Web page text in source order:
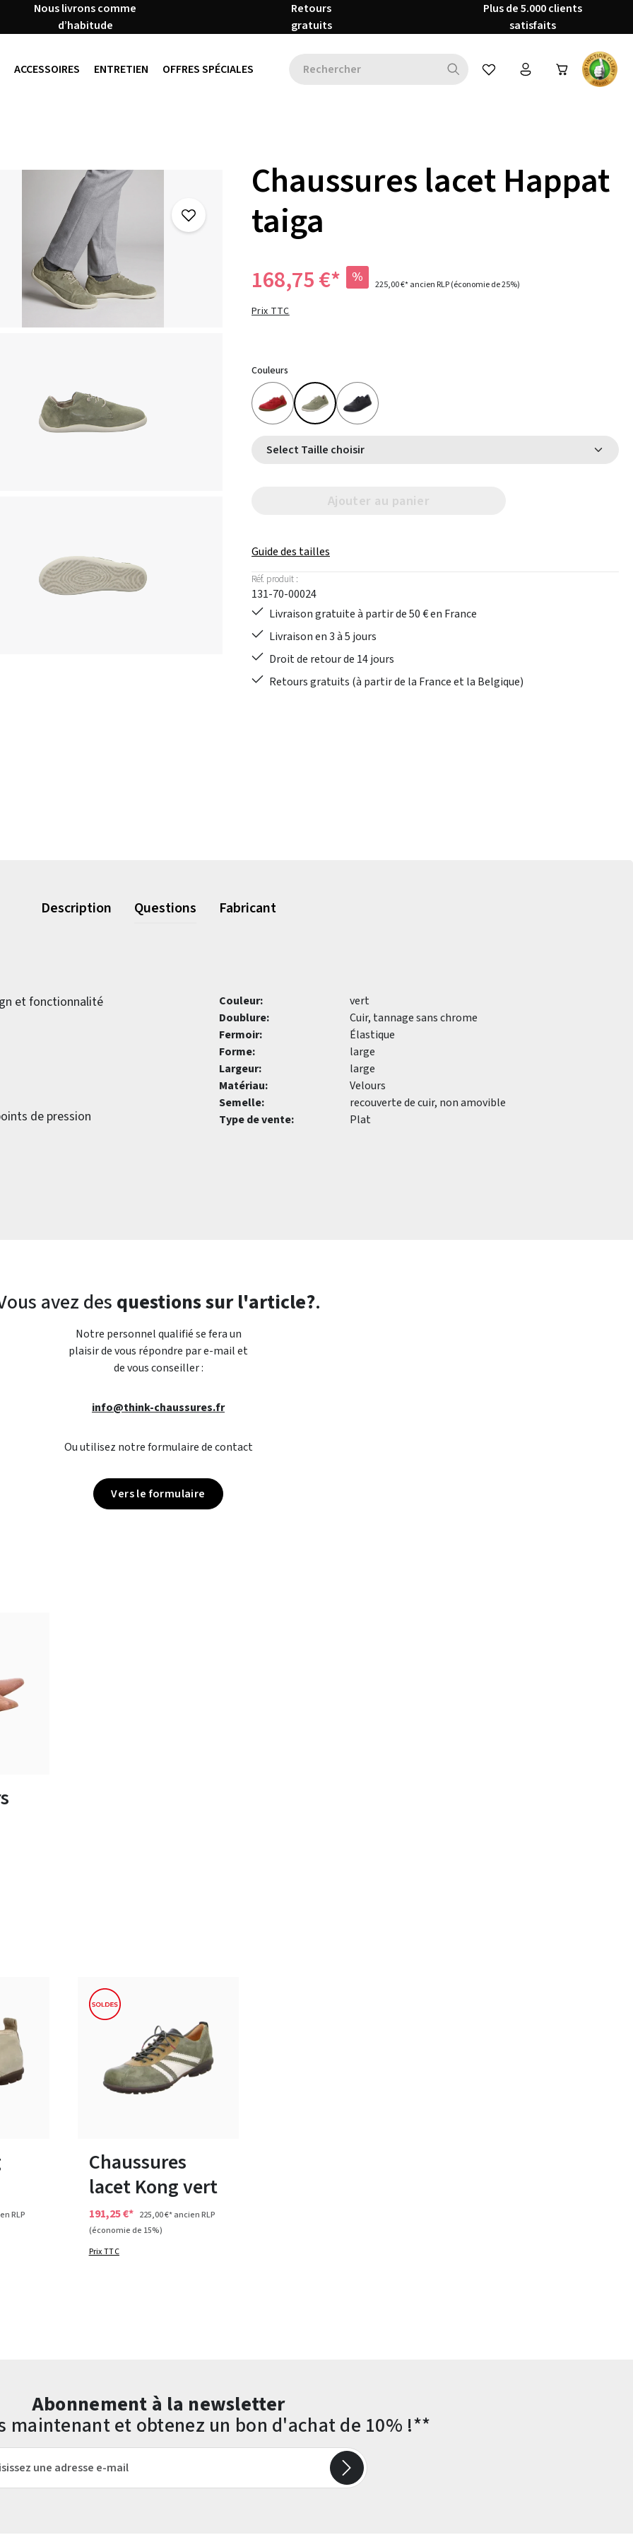
Nous livrons comme
d’habitude
Retours
gratuits
Plus de 5.000 clients
satisfaits
ACCESSOIRES ENTRETIEN OFFRES SPÉCIALES Vous avez 0 articles dans votre
Chaussures lacet Happat
taiga
168,75 €* % 225,00 €*ancien RLP(économie de 25%)
Prix TTC
Couleurs
Select Taille choisir
Ajouter au panier
Guide des tailles
Réf. produit :
131-70-00024
Livraison gratuite à partir de 50 € en France
Livraison en 3 à 5 jours
Droit de retour de 14 jours
Retours gratuits (à partir de la France et la Belgique)
Description Questions Fabricant
et fonctionnalité
de pression
Couleur:
vert
Doublure:
Cuir, tannage sans chrome
Fermoir:
Élastique
Forme:
large
Largeur:
large
Matériau:
Velours
Semelle:
recouverte de cuir, non amovible
Type de vente:
Plat
avez des questions sur l'article?.
Notre personnel qualifié se fera un
plaisir de vous répondre par e-mail et
de vous conseiller :
info@think-chaussures.fr
Ou utilisez notre formulaire de contact
Vers le formulaire
RLP
Chaussures
lacet Kong vert
191,25 €* 225,00 €*ancien RLP
(économie de 15%)
Prix TTC
Abonnement à la newsletter
maintenant et obtenez un bon d'achat de 10% !**